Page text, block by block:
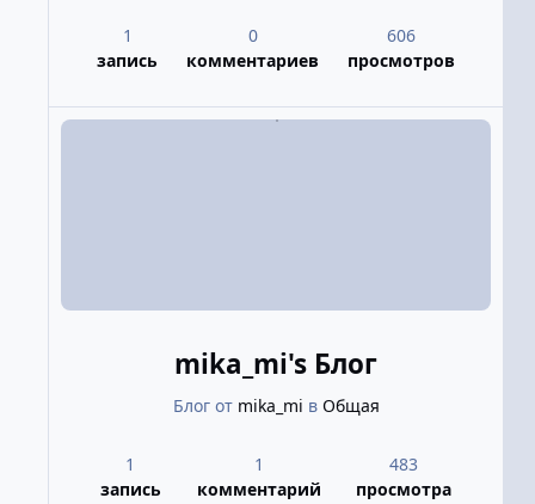
1
запись
0
комментариев
606
просмотров
mika_mi's Блог
Блог от mika_mi в Общая
1
запись
1
комментарий
483
просмотра